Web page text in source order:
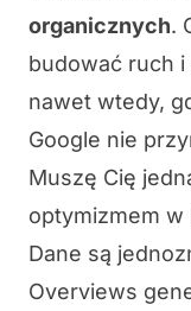
organicznych.
budować ruch
nawet wtedy,
Google nie
Muszę Cię
optymizmem w
Dane są
Overviews